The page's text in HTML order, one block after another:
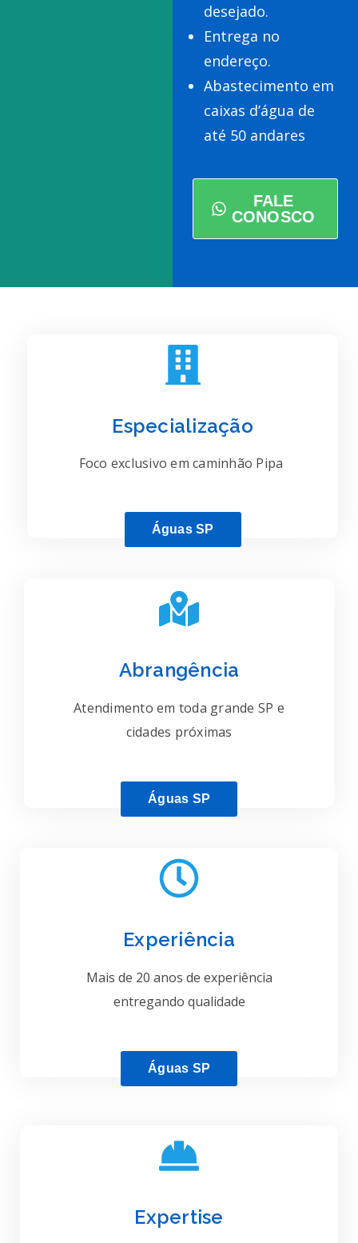
desejado.
Entrega no
endereço.
Abastecimento em
caixas d’água de
até 50 andares
FALE
CONOSCO
Especialização
Foco exclusivo em caminhão Pipa
Águas SP
Abrangência
Atendimento em toda grande SP e
cidades próximas
Águas SP
Experiência
Mais de 20 anos de experiência
entregando qualidade
Águas SP
Expertise